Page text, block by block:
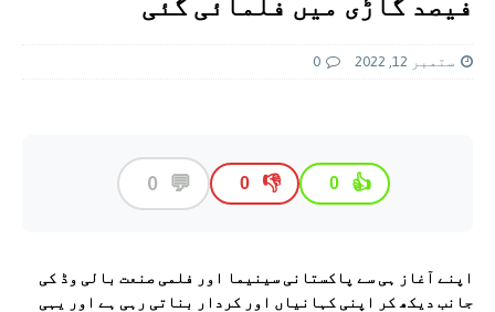
ستمبر 12, 2022 0
👍
0
👎
0
💬
0
اپنے آغاز ہی سے پاکستانی سینیما اور فلمی صنعت بالی وڈ کی
جانب دیکھ کر اپنی کہانیاں اور کردار بناتی رہی ہے اور یہی